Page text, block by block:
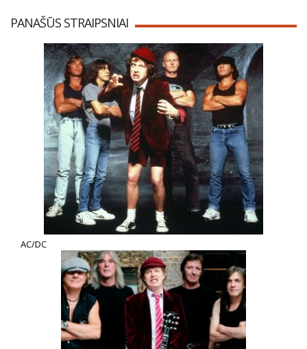
PANAŠŪS STRAIPSNIAI
AC/DC